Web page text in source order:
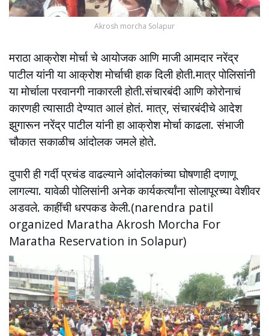
Akrosh morcha Solapur
मराठा आक्रोश मोर्चा चे आयोजक आणि माजी आमदार नरेंद्र
पाटील यांनी या आक्रोश मोर्चाची हाक दिली होती.मात्र पोलिसांनी
या मोर्चाला परवानगी नाकारली होती.संचारबंदी आणि कोरोनाचं
कारणही त्यासाठी देण्यात आलं होतं. मात्र, संचारबंदीचे आदेश
झुगारून नरेंद्र पाटील यांनी हा आक्रोश मोर्चा काढला. संभाजी
चौकात सकाळीच आंदोलक जमले होते.
दुपारी ही गर्दी प्रचंड वाढल्याने आंदोलकांच्या घोषणाही दणाणू
लागल्या. यावेळी पोलिसांनी अनेक कार्यकर्त्यांना सोलापूरच्या वेशीवर
अडवले. काहींची धरपकड केली.(narendra patil
organized Maratha Akrosh Morcha For
Maratha Reservation in Solapur)